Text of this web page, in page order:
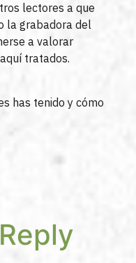
lectores a que
la grabadora del
a valorar
tratados.
has tenido y cómo